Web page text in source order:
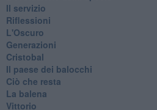
Il servizio
Riflessioni
L'Oscuro
Generazioni
Cristobal
Il paese dei balocchi
Ciò che resta
La balena
Vittorio